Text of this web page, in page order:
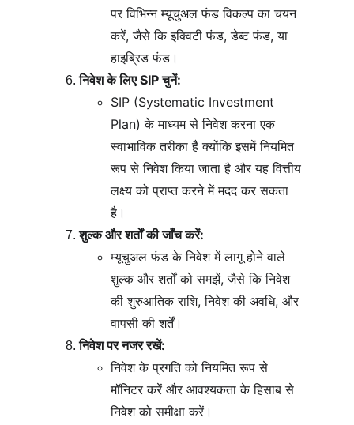
पर विभिन्न म्यूचुअल फंड विकल्प का चयन
करें, जैसे कि इक्विटी फंड, डेब्ट फंड, या
हाइब्रिड फंड।
निवेश के लिए SIP चुनें:
SIP (Systematic Investment
Plan) के माध्यम से निवेश करना एक
स्वाभाविक तरीका है क्योंकि इसमें नियमित
रूप से निवेश किया जाता है और यह वित्तीय
लक्ष्य को प्राप्त करने में मदद कर सकता
है।
शुल्क और शर्तों की जाँच करें:
म्यूचुअल फंड के निवेश में लागू होने वाले
शुल्क और शर्तों को समझें, जैसे कि निवेश
की शुरुआतिक राशि, निवेश की अवधि, और
वापसी की शर्तें।
निवेश पर नजर रखें:
निवेश के प्रगति को नियमित रूप से
मॉनिटर करें और आवश्यकता के हिसाब से
निवेश को समीक्षा करें।